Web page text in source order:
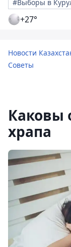
#Выборы в
+27°
Новости
Советы
Каковы
храпа